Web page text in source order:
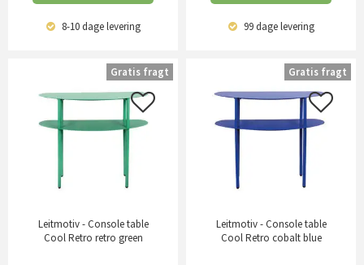
8-10 dagelevering 99 dagelevering
Leitmotiv - Console table
Cool Retro retro green
Gratis fragt
Leitmotiv - Console table
Cool Retro cobalt blue
Gratis fragt